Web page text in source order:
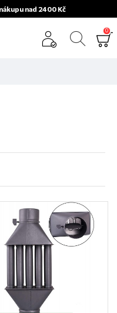
nad 2400 Kč
0